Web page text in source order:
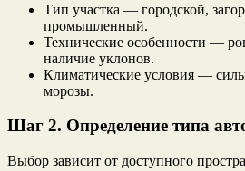
Тип участка — городской,
промышленный.
Технические особенности —
наличие уклонов.
Климатические условия —
морозы.
Шаг 2. Определение типа
Выбор зависит от доступного